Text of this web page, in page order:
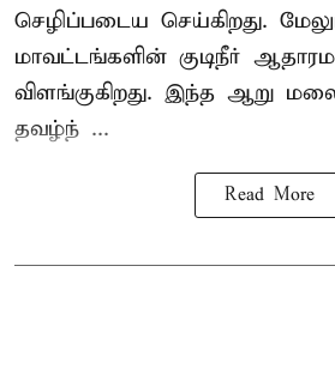
செழிப்படைய செய்கிறது.
மாவட்டங்களின் குடிநீர்
விளங்குகிறது. இந்த ஆறு
தவழ்ந் ...
Read More